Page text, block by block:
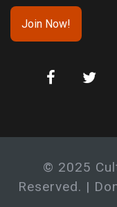
© 2025
Reserved. |